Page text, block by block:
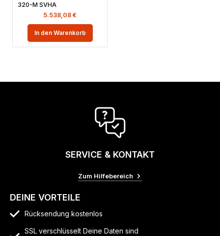
320-M SVHA
5.538,08 €
In den Warenkorb
SERVICE & KONTAKT
Zum Hilfebereich
DEINE VORTEILE
Rücksendung kostenlos
SSL verschlüsselt Deine Daten sind